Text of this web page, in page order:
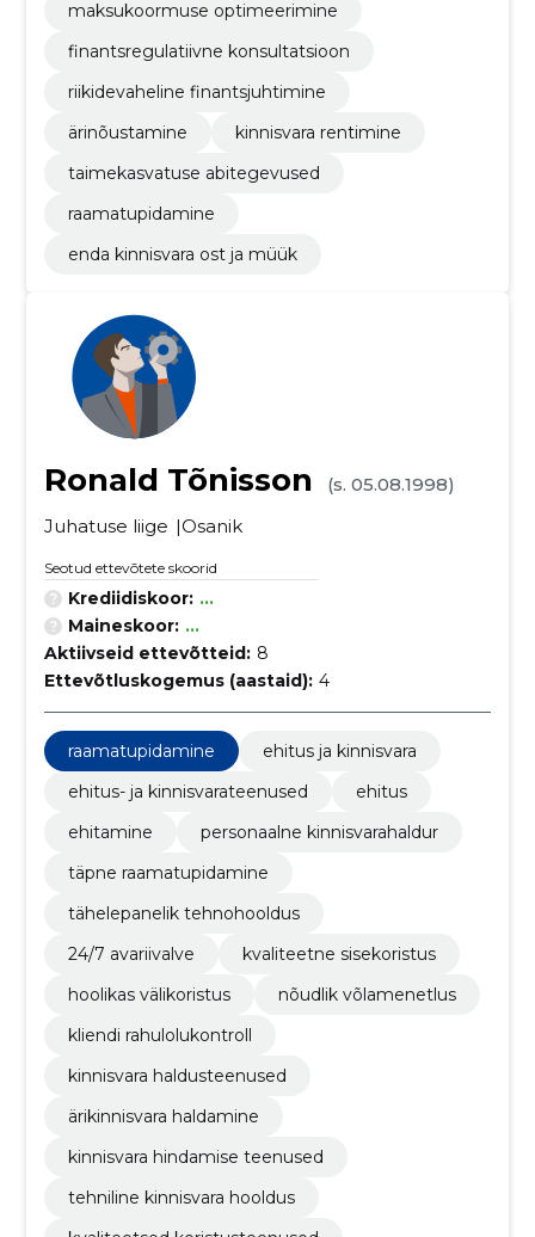
maksukoormuse optimeerimine
finantsregulatiivne konsultatsioon
riikidevaheline finantsjuhtimine
ärinõustamine
kinnisvara rentimine
taimekasvatuse abitegevused
raamatupidamine
enda kinnisvara ost ja müük
Ronald Tõnisson
(s. 05.08.1998)
Juhatuse liige
Osanik
Seotud ettevõtete skoorid
Krediidiskoor: ...
Maineskoor: ...
Aktiivseid ettevõtteid: 8
Ettevõtluskogemus (aastaid): 4
raamatupidamine
ehitus ja kinnisvara
ehitus- ja kinnisvarateenused
ehitus
ehitamine
personaalne kinnisvarahaldur
täpne raamatupidamine
tähelepanelik tehnohooldus
24/7 avariivalve
kvaliteetne sisekoristus
hoolikas välikoristus
nõudlik võlamenetlus
kliendi rahulolukontroll
kinnisvara haldusteenused
ärikinnisvara haldamine
kinnisvara hindamise teenused
tehniline kinnisvara hooldus